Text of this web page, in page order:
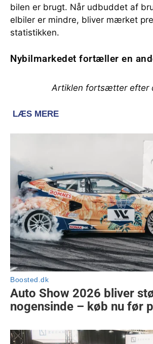
bilen er brugt. Når udbuddet af
elbiler er mindre, bliver mærket
statistikken.
Nybilmarkedet fortæller en
Artiklen fortsætter efter